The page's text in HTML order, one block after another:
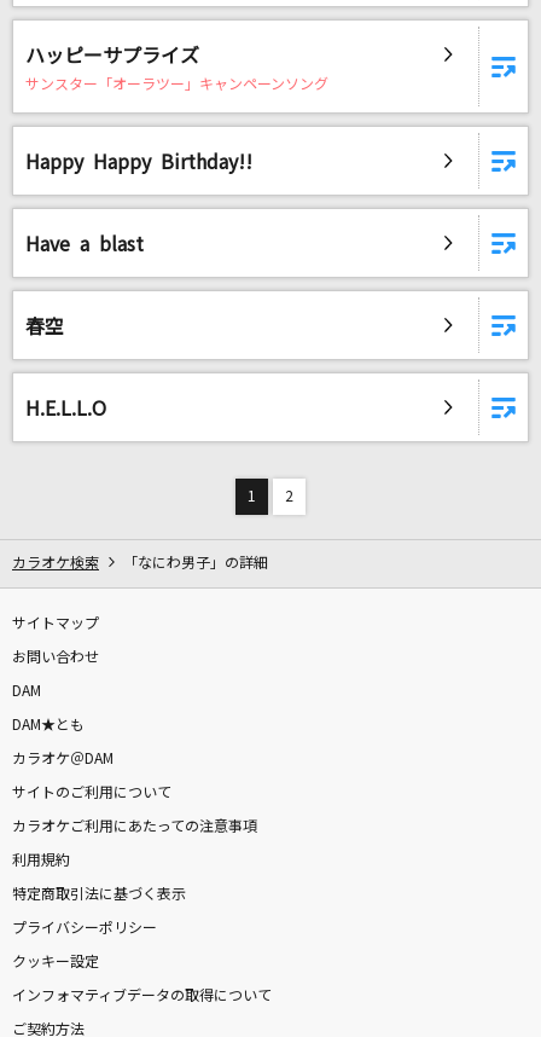
ハッピーサプライズ
サンスター「オーラツー」キャンペーンソング
Happy Happy Birthday!!
Have a blast
春空
H.E.L.L.O
1 2
カラオケ検索 「なにわ男子」の詳細
サイトマップ
お問い合わせ
DAM
DAM★とも
カラオケ＠DAM
サイトのご利用について
カラオケご利用にあたっての注意事項
利用規約
特定商取引法に基づく表示
プライバシーポリシー
クッキー設定
インフォマティブデータの取得について
ご契約方法